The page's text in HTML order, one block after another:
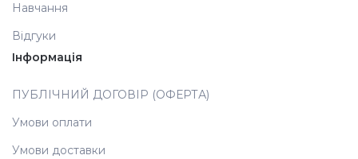
Навчання
Відгуки
Інформація
ПУБЛІЧНИЙ ДОГОВІР (ОФЕРТА)
Умови оплати
Умови доставки